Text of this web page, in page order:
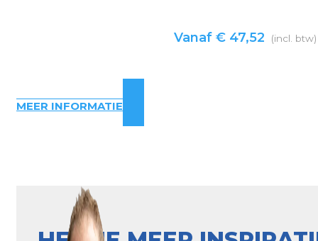
Vanaf€ 47,52 (incl. btw)
MEER INFORMATIE